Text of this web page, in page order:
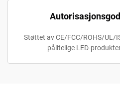
Støttet av CE/FCC/ROHS/UL/
pålitelige LED-